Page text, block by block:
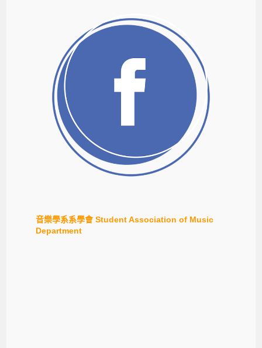
音樂學系系學會 Student Association of Music
Department